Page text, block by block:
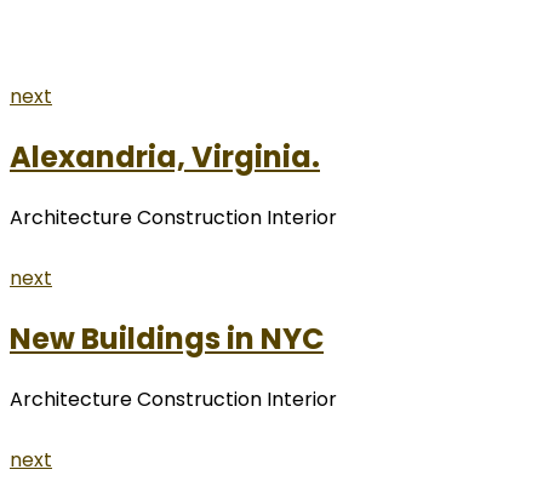
next
Alexandria, Virginia.
Architecture Construction Interior
next
New Buildings in NYC
Architecture Construction Interior
next